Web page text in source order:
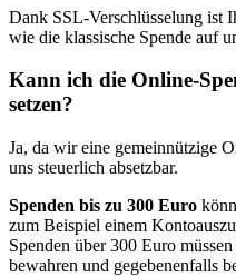
Dank SSL-Ver­schlüsselung ist
wie die klassische Spende auf
Kann ich die Online-
setzen?
Ja, da wir eine gemein­nützige
uns steuerlich ab­setzbar.
Spenden bis zu 300 Euro
zum Beispiel einem
Spenden über 300 Euro
bewahren und gegebenen­falls